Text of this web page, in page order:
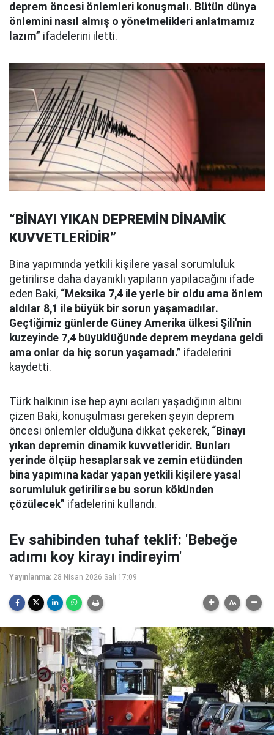
deprem öncesi önlemleri konuşmalı. Bütün dünya
önlemini nasıl almış o yönetmelikleri anlatmamız
lazım” ifadelerini iletti.
“BİNAYI YIKAN DEPREMİN DİNAMİK
KUVVETLERİDİR”
Bina yapımında yetkili kişilere yasal sorumluluk
getirilirse daha dayanıklı yapıların yapılacağını ifade
eden Baki, “Meksika 7,4 ile yerle bir oldu ama önlem
aldılar 8,1 ile büyük bir sorun yaşamadılar.
Geçtiğimiz günlerde Güney Amerika ülkesi Şili'nin
kuzeyinde 7,4 büyüklüğünde deprem meydana geldi
ama onlar da hiç sorun yaşamadı.” ifadelerini
kaydetti.
Türk halkının ise hep aynı acıları yaşadığının altını
çizen Baki, konuşulması gereken şeyin deprem
öncesi önlemler olduğuna dikkat çekerek, “Binayı
yıkan depremin dinamik kuvvetleridir. Bunları
yerinde ölçüp hesaplarsak ve zemin etüdünden
bina yapımına kadar yapan yetkili kişilere yasal
sorumluluk getirilirse bu sorun kökünden
çözülecek” ifadelerini kullandı.
Ev sahibinden tuhaf teklif: 'Bebeğe
adımı koy kirayı indireyim'
Yayınlanma: 28 Nisan 2026 Salı 17:09